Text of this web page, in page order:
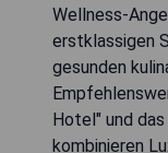
Wellness-
erstklassigen
gesunden
Hotel" und
kombinieren